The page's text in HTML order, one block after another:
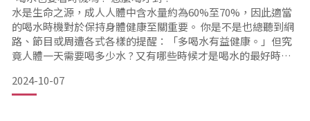
水是生命之源，成人人體中含水量約為60%至70%，因此適當
的喝水時機對於保持身體健康至關重要。 你是不是也總聽到網
路、節目或周遭各式各樣的提醒：「多喝水有益健康。」但究
竟人體一天需要喝多少水 ? 又有哪些時候才是喝水的最好時機
喝的最好！跟我一起喝對時間，真正有效補充水分 ! > 早晨起床
首先，早晨起床後是喝水的最佳時機。經過一整夜的睡眠，身
2024-10-07